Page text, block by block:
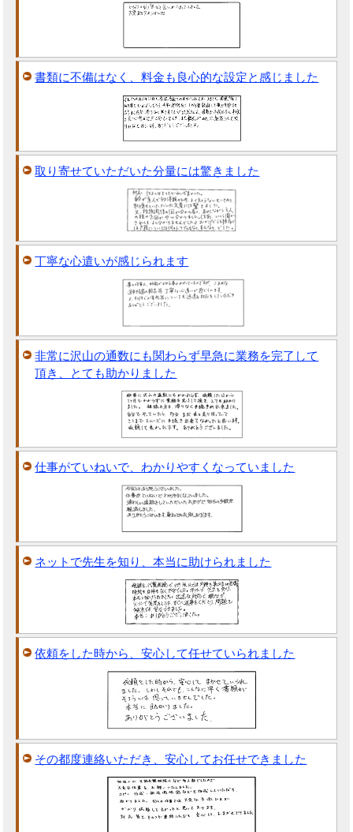
書類に不備はなく、料金も良心的な設定と感じました
取り寄せていただいた分量には驚きました
丁寧な心遣いが感じられます
非常に沢山の通数にも関わらず早急に業務を完了して
頂き、とても助かりました
仕事がていねいで、わかりやすくなっていました
ネットで先生を知り、本当に助けられました
依頼をした時から、安心して任せていられました
その都度連絡いただき、安心してお任せできました